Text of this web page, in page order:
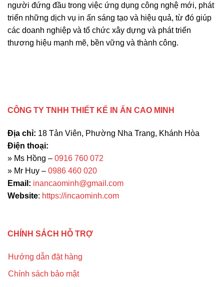
người đứng đầu trong việc ứng dụng công nghệ mới, phát
triển những dịch vụ in ấn sáng tạo và hiệu quả, từ đó giúp
các doanh nghiệp và tổ chức xây dựng và phát triển
thương hiệu mạnh mẽ, bền vững và thành công.
CÔNG TY TNHH THIẾT KẾ IN ẤN CAO MINH
Địa chỉ: 18 Tản Viên, Phường Nha Trang, Khánh Hòa
Điện thoại:
» Ms Hồng – 0916 760 072
» Mr Huy – 0986 460 020
Email: inancaominh@gmail.com
Website: https://incaominh.com
CHÍNH SÁCH HỖ TRỢ
Hướng dẫn đặt hàng
Chính sách bảo mật